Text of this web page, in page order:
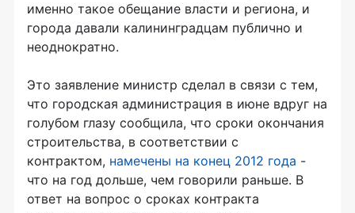
именно такое обещание власти и региона, и
города давали калининградцам публично и
неоднократно.
Это заявление министр сделал в связи с тем,
что городская администрация в июне вдруг на
голубом глазу сообщила, что сроки окончания
строительства, в соответствии с
контрактом, намечены на конец 2012 года -
что на год дольше, чем говорили раньше. В
ответ на вопрос о сроках контракта